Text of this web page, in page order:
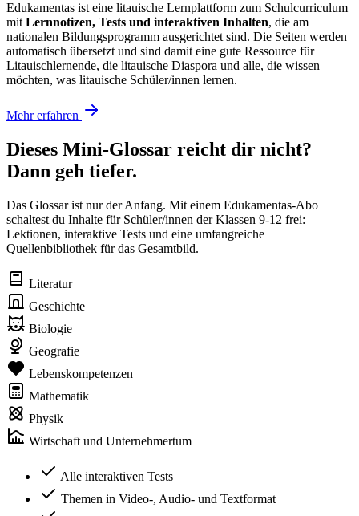
Edukamentas ist eine litauische Lernplattform zum Schulcurriculum
mit Lernnotizen, Tests und interaktiven Inhalten, die am
nationalen Bildungsprogramm ausgerichtet sind. Die Seiten werden
automatisch übersetzt und sind damit eine gute Ressource für
Litauischlernende, die litauische Diaspora und alle, die wissen
möchten, was litauische Schüler/innen lernen.
Mehr erfahren
Dieses Mini-Glossar reicht dir nicht?
Dann geh tiefer.
Das Glossar ist nur der Anfang. Mit einem Edukamentas-Abo
schaltest du Inhalte für Schüler/innen der Klassen 9-12 frei:
Lektionen, interaktive Tests und eine umfangreiche
Quellenbibliothek für das Gesamtbild.
Literatur
Geschichte
Biologie
Geografie
Lebenskompetenzen
Mathematik
Physik
Wirtschaft und Unternehmertum
Alle interaktiven Tests
Themen in Video-, Audio- und Textformat